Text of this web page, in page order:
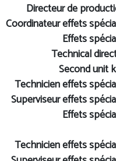
Directeur de
Coordinateur effets
Effets
Technical
Second unit
Technicien effets
Superviseur effets
Effets
Technicien effets